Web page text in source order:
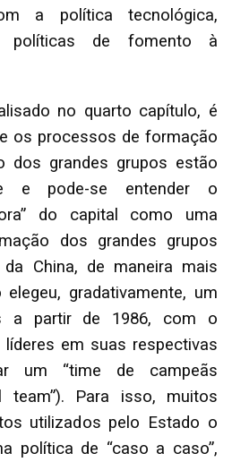
a política tecnológica,
políticas de fomento à
no quarto capítulo, é
os processos de formação
dos grandes grupos estão
e pode-se entender o
do capital como uma
dos grandes grupos
China, de maneira mais
gradativamente, um
a partir de 1986, com o
em suas respectivas
um “time de campeãs
team”). Para isso, muitos
utilizados pelo Estado o
política de “caso a caso”,